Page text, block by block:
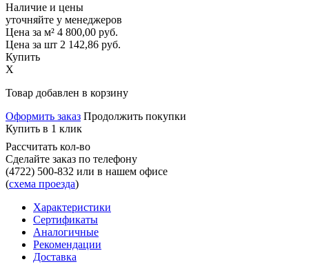
Наличие и цены
уточняйте у менеджеров
Цена за м² 4 800,00 руб.
Цена за шт 2 142,86 руб.
Купить
X
Товар добавлен в корзину
Оформить заказ Продолжить покупки
Купить в 1 клик
Рассчитать кол-во
Сделайте заказ по телефону
(4722) 500-832 или в нашем офисе
(схема проезда)
Характеристики
Сертификаты
Аналогичные
Рекомендации
Доставка